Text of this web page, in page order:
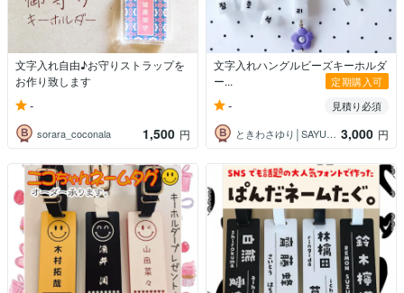
文字入れ自由♪お守りストラップを
お作り致します
-
sorara_coconala 1,500 円
文字入れハングルビーズキーホルダ
ー...
定期購入可
-
見積り必須
ときわさゆり│SAYULAB
3,000 円